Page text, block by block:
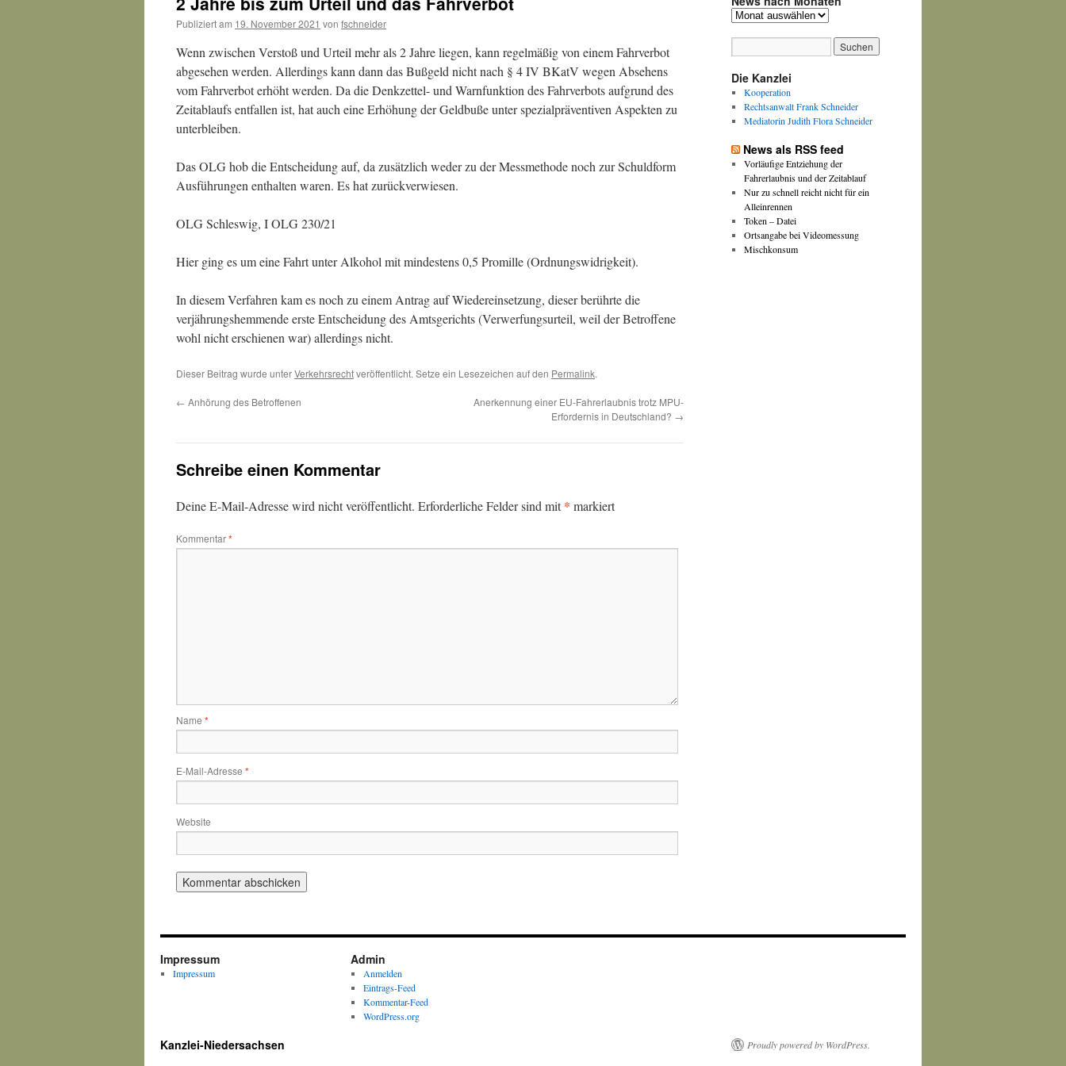
Publiziert am 19. November 2021 von fschneider
Wenn zwischen Verstoß und Urteil mehr als 2 Jahre liegen, kann regelmäßig von einem Fahrverbot
abgesehen werden. Allerdings kann dann das Bußgeld nicht nach § 4 IV BKatV wegen Absehens
vom Fahrverbot erhöht werden. Da die Denkzettel- und Warnfunktion des Fahrverbots aufgrund des
Zeitablaufs entfallen ist, hat auch eine Erhöhung der Geldbuße unter spezialpräventiven Aspekten zu
unterbleiben.
Das OLG hob die Entscheidung auf, da zusätzlich weder zu der Messmethode noch zur Schuldform
Ausführungen enthalten waren. Es hat zurückverwiesen.
OLG Schleswig, I OLG 230/21
Hier ging es um eine Fahrt unter Alkohol mit mindestens 0,5 Promille (Ordnungswidrigkeit).
In diesem Verfahren kam es noch zu einem Antrag auf Wiedereinsetzung, dieser berührte die
verjährungshemmende erste Entscheidung des Amtsgerichts (Verwerfungsurteil, weil der Betroffene
wohl nicht erschienen war) allerdings nicht.
Dieser Beitrag wurde unterVerkehrsrechtveröffentlicht. Setze ein Lesezeichen auf den Permalink.
← Anhörung des Betroffenen
Anerkennung einer EU-Fahrerlaubnis trotz MPU-
Erfordernis in Deutschland? →
Schreibe einen Kommentar
Deine E-Mail-Adresse wird nicht veröffentlicht. Erforderliche Felder sind mit* markiert
Kommentar*
Name *
E-Mail-Adresse *
Website
News
Die Kanzlei
Kooperation
Rechtsanwalt Frank Schneider
Mediatorin Judith Flora Schneider
News als RSS feed
Vorläufige Entziehung der
Fahrerlaubnis und der Zeitablauf
Nur zu schnell reicht nicht für ein
Alleinrennen
Token – Datei
Ortsangabe bei Videomessung
Mischkonsum
Impressum
Impressum
Admin
Anmelden
Eintrags-Feed
Kommentar-Feed
WordPress.org
Kanzlei-Niedersachsen Proudly powered by WordPress.